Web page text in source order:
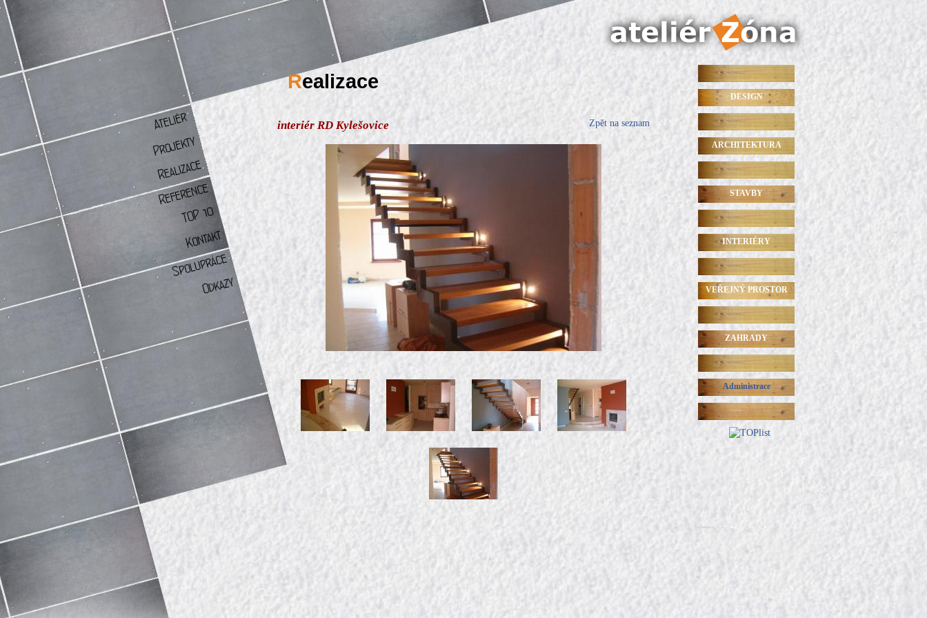
Realizace
Zpět na seznam
interiér RD Kylešovice
DESIGN
ARCHITEKTURA
STAVBY
INTERIÉRY
VEŘEJNÝ PROSTOR
ZAHRADY
Administrace